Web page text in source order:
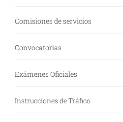
Comisiones de servicios
Convocatorias
Exámenes Oficiales
Instrucciones de Tráfico